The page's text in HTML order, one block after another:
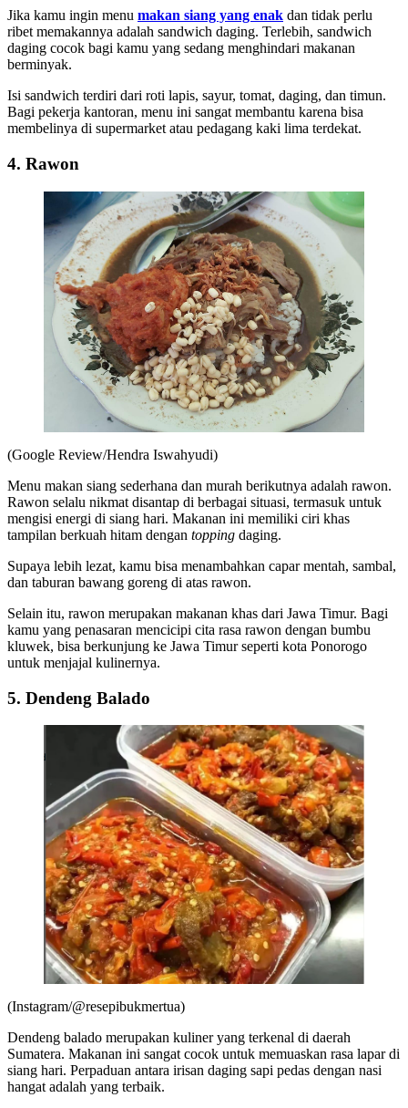
Jika kamu ingin menu makan siang yang enak dan tidak perlu
ribet memakannya adalah sandwich daging. Terlebih, sandwich
daging cocok bagi kamu yang sedang menghindari makanan
berminyak.
Isi sandwich terdiri dari roti lapis, sayur, tomat, daging, dan timun.
Bagi pekerja kantoran, menu ini sangat membantu karena bisa
membelinya di supermarket atau pedagang kaki lima terdekat.
4. Rawon
(Google Review/Hendra Iswahyudi)
Menu makan siang sederhana dan murah berikutnya adalah rawon.
Rawon selalu nikmat disantap di berbagai situasi, termasuk untuk
mengisi energi di siang hari. Makanan ini memiliki ciri khas
tampilan berkuah hitam dengan topping daging.
Supaya lebih lezat, kamu bisa menambahkan capar mentah, sambal,
dan taburan bawang goreng di atas rawon.
Selain itu, rawon merupakan makanan khas dari Jawa Timur. Bagi
kamu yang penasaran mencicipi cita rasa rawon dengan bumbu
kluwek, bisa berkunjung ke Jawa Timur seperti kota Ponorogo
untuk menjajal kulinernya.
5. Dendeng Balado
(Instagram/@resepibukmertua)
Dendeng balado merupakan kuliner yang terkenal di daerah
Sumatera. Makanan ini sangat cocok untuk memuaskan rasa lapar di
siang hari. Perpaduan antara irisan daging sapi pedas dengan nasi
hangat adalah yang terbaik.